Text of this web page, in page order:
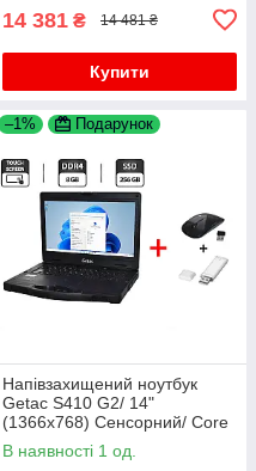
14 381 ₴ 14 481 ₴
Купити
–1% Подарунок
Напівзахищений ноутбук
Getac S410 G2/ 14"
(1366x768) Сенсорний/ Core
i5-8250U/ 8 GB RAM/ 256 GB
SSD/ UHD 620+Миша та
В наявності 1 од.